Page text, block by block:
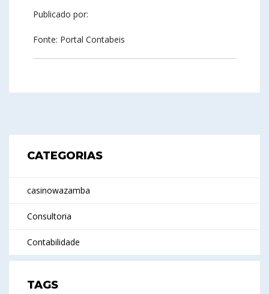
Publicado por:
Fonte: Portal Contabeis
CATEGORIAS
casinowazamba
Consultoria
Contabilidade
TAGS